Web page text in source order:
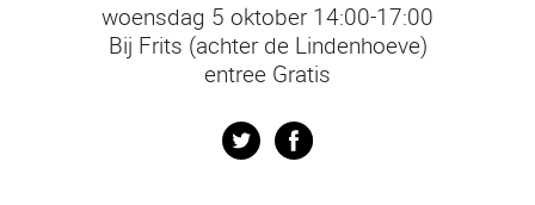
woensdag 5 oktober 14:00-17:00
Bij Frits (achter de Lindenhoeve)
entree Gratis
Twitter